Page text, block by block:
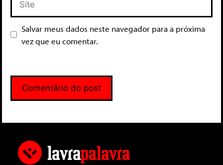
Salvar meus dados neste navegador para a próxima
vez que eu comentar.